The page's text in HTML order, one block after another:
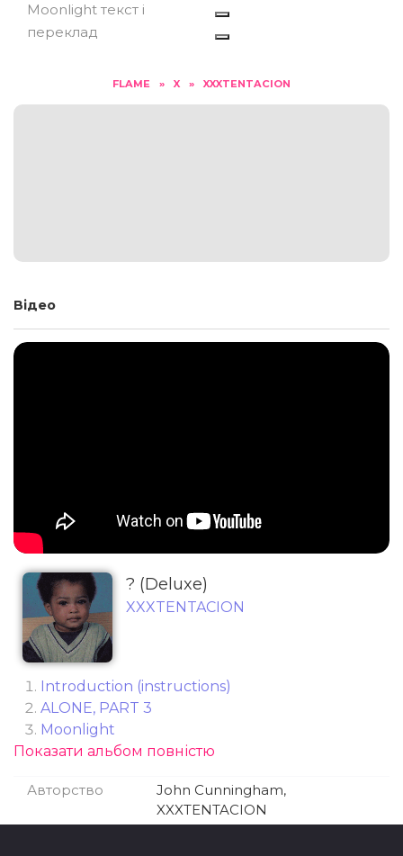
Moonlight текст і
переклад
FLAME » X » XXXTENTACION
Відео
? (Deluxe)
XXXTENTACION
Introduction (instructions)
ALONE, PART 3
Moonlight
SAD!
love)
Показати альбом повністю
Авторство
John Cunningham,
XXXTENTACION